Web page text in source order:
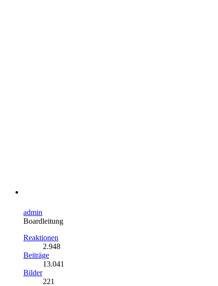
admin
Boardleitung
Reaktionen
2.948
Beiträge
13.041
Bilder
221